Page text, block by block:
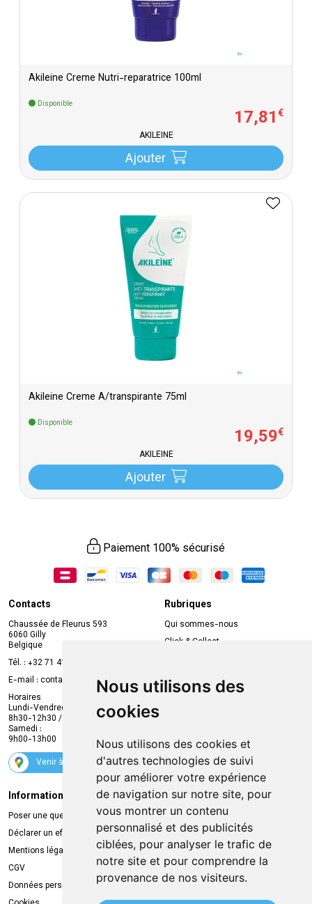
Nous utilisons des
cookies
Nous utilisons des cookies et
d'autres technologies de suivi
pour améliorer votre expérience
de navigation sur notre site, pour
vous montrer un contenu
personnalisé et des publicités
ciblées, pour analyser le trafic de
notre site et pour comprendre la
provenance de nos visiteurs.
Akileine Creme Nutri-reparatrice 100ml
Disponible
17,81€
AKILEINE
Ajouter
Akileine Creme A/transpirante 75ml
Disponible
19,59€
AKILEINE
Ajouter
Paiement 100% sécurisé
Contacts
Chaussée de Fleurus 593
6060 Gilly
Belgique
Tél. : +32 71 41 32 10
E-mail : contact
mvapharma.be
Horaires
Lundi-Vendredi :
8h30-12h30 / 13h30-18h30
Samedi :
9h00-13h00
Venir à la pharmacie
Rubriques
Qui sommes-nous
Click & Collect
Compte professionnel
Envoi d’ordonnance
Suivez-nous
Informations légales
Poser une question
Déclarer un effet indésirable
Mentions légales
CGV
Données personnelles
Livraison
Retrait à la pharmacie
Livraison chez vous
Livraison dans un Point Relais